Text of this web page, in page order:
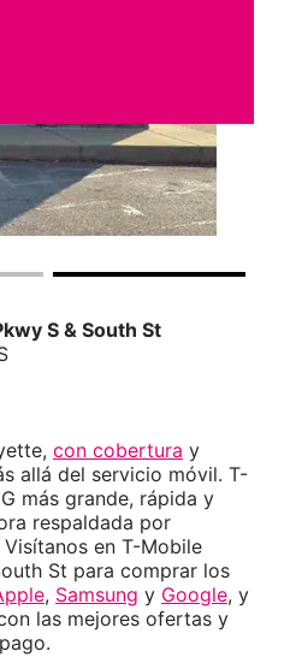
S & South St
con cobertura y
allá del servicio móvil. T-
más grande, rápida y
respaldada por
Visítanos en T-Mobile
St para comprar los
, Samsung y Google, y
las mejores ofertas y